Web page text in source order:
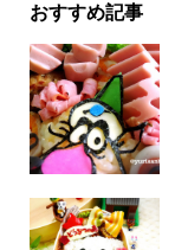
おすすめ記事